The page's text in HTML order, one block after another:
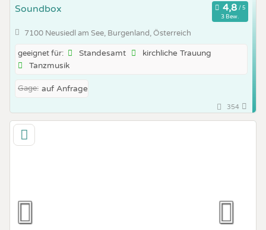
Soundbox
3 Bew.
7100 Neusiedl am See, Burgenland, Österreich
geeignet für: Standesamt
kirchliche Trauung
Tanzmusik
Gage: auf Anfrage
354